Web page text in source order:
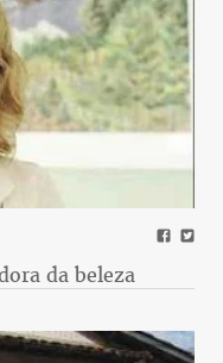
da beleza